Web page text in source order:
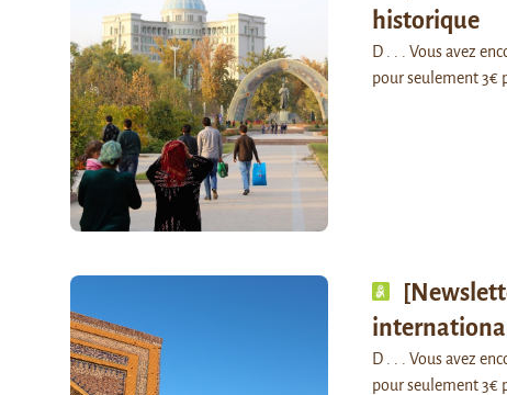
historique
D . . . Vous avez
pour seulement 3€
D . . . Vous avez
pour seulement 3€